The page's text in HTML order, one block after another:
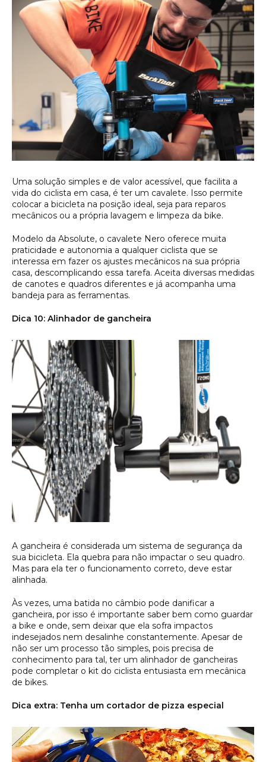
Uma solução simples e de valor acessível, que facilita a
vida do ciclista em casa, é ter um cavalete. Isso permite
colocar a bicicleta na posição ideal, seja para reparos
mecânicos ou a própria lavagem e limpeza da bike.
Modelo da Absolute, o cavalete Nero oferece muita
praticidade e autonomia a qualquer ciclista que se
interessa em fazer os ajustes mecânicos na sua própria
casa, descomplicando essa tarefa. Aceita diversas medidas
de canotes e quadros diferentes e já acompanha uma
bandeja para as ferramentas.
Dica 10: Alinhador de gancheira
A gancheira é considerada um sistema de segurança da
sua bicicleta. Ela quebra para não impactar o seu quadro.
Mas para ela ter o funcionamento correto, deve estar
alinhada.
Às vezes, uma batida no câmbio pode danificar a
gancheira, por isso é importante saber bem como guardar
a bike e onde, sem deixar que ela sofra impactos
indesejados nem desalinhe constantemente. Apesar de
não ser um processo tão simples, pois precisa de
conhecimento para tal, ter um alinhador de gancheiras
pode completar o kit do ciclista entusiasta em mecânica
de bikes.
Dica extra: Tenha um cortador de pizza especial